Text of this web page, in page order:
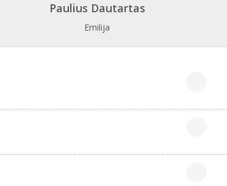
Paulius Dautartas
Emilija